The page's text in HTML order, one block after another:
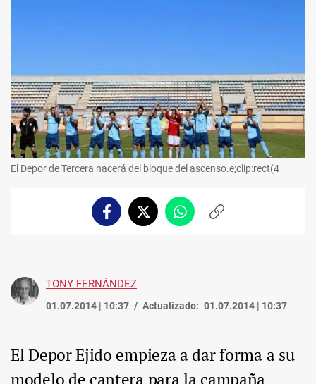
El Depor de Tercera nacerá del bloque del ascenso.e;clip:rect(4
FacebookTwitterWhatsappCopiar
TONY FERNÁNDEZ
01.07.2014 | 10:37 Actualizado: 01.07.2014 | 10:37
El Depor Ejido empieza a dar forma a su
modelo de cantera para la campaña